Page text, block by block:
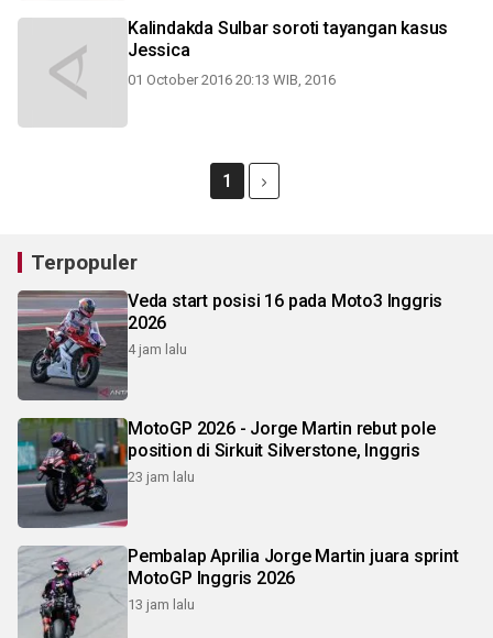
Kalindakda Sulbar soroti tayangan kasus
Jessica
01 October 2016 20:13 WIB, 2016
1
Terpopuler
Veda start posisi 16 pada Moto3 Inggris
2026
4 jam lalu
MotoGP 2026 - Jorge Martin rebut pole
position di Sirkuit Silverstone, Inggris
23 jam lalu
Pembalap Aprilia Jorge Martin juara sprint
MotoGP Inggris 2026
13 jam lalu